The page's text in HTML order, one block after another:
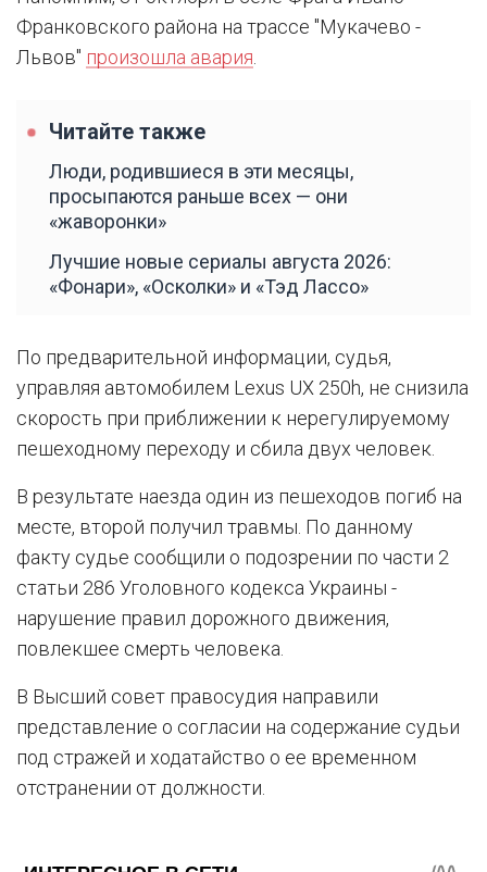
Франковского района на трассе "Мукачево -
Львов" произошла авария.
Читайте также
Люди, родившиеся в эти месяцы,
просыпаются раньше всех — они
«жаворонки»
Лучшие новые сериалы августа 2026:
«Фонари», «Осколки» и «Тэд Лассо»
По предварительной информации, судья,
управляя автомобилем Lexus UX 250h, не снизила
скорость при приближении к нерегулируемому
пешеходному переходу и сбила двух человек.
В результате наезда один из пешеходов погиб на
месте, второй получил травмы. По данному
факту судье сообщили о подозрении по части 2
статьи 286 Уголовного кодекса Украины -
нарушение правил дорожного движения,
повлекшее смерть человека.
В Высший совет правосудия направили
представление о согласии на содержание судьи
под стражей и ходатайство о ее временном
отстранении от должности.